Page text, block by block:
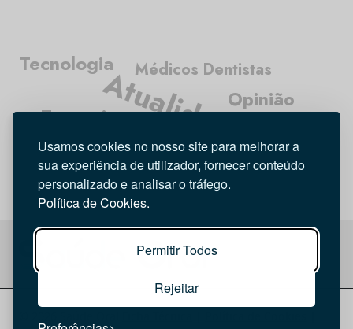
Usamos cookies no nosso site para melhorar a
sua experiência de utilizador, fornecer conteúdo
personalizado e analisar o tráfego.
Política de Cookies.
Permitir Todos
Rejeitar
Atualidade
Médicos Dentistas
Higiene Oral
Entrevista
Opinião
Tecnologia
Investigação